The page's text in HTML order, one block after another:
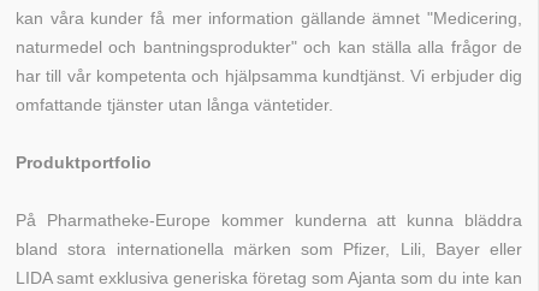
kan våra kunder få mer information gällande ämnet "Medicering,
naturmedel och bantningsprodukter" och kan ställa alla frågor de
har till vår kompetenta och hjälpsamma kundtjänst. Vi erbjuder dig
omfattande tjänster utan långa väntetider.
Produktportfolio
På Pharmatheke-Europe kommer kunderna att kunna bläddra
bland stora internationella märken som Pfizer, Lili, Bayer eller
LIDA samt exklusiva generiska företag som Ajanta som du inte kan